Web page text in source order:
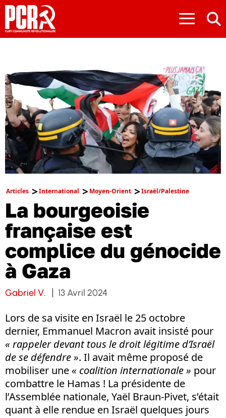
≡
Articles International Moyen-Orient Israël/Palestine
La bourgeoisie
française est
complice du génocide
à Gaza
Gabriel V. 13 Avril 2024
Lors de sa visite en Israël le 25 octobre
dernier, Emmanuel Macron avait insisté pour
« rappeler devant tous le droit légitime d’Israël
de se défendre ». Il avait même proposé de
mobiliser une « coalition internationale » pour
combattre le Hamas ! La présidente de
l’Assemblée nationale, Yaël Braun-Pivet, s’était
quant à elle rendue en Israël quelques jours